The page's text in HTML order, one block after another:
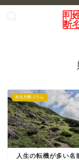
姓名判断コラム
人生の転機が多い名